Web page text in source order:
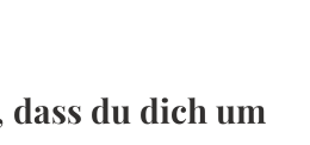
du dich um